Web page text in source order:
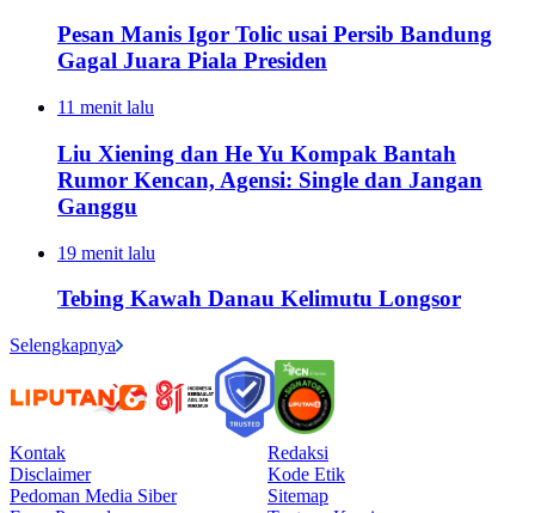
Pesan Manis Igor Tolic usai Persib Bandung
Gagal Juara Piala Presiden
11 menit lalu
Liu Xiening dan He Yu Kompak Bantah
Rumor Kencan, Agensi: Single dan Jangan
Ganggu
19 menit lalu
Tebing Kawah Danau Kelimutu Longsor
Selengkapnya
Kontak
Redaksi
Disclaimer
Kode Etik
Pedoman Media Siber
Sitemap